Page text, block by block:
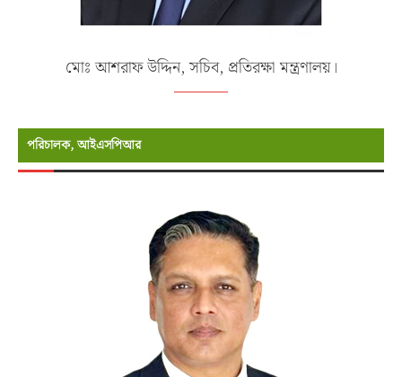
মোঃ আশরাফ উদ্দিন, সচিব, প্রতিরক্ষা মন্ত্রণালয়।
পরিচালক, আইএসপিআর